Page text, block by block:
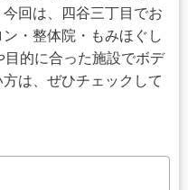
回は、四谷三丁目でお
・整体院・もみほぐし
的に合った施設でボデ
は、ぜひチェックして